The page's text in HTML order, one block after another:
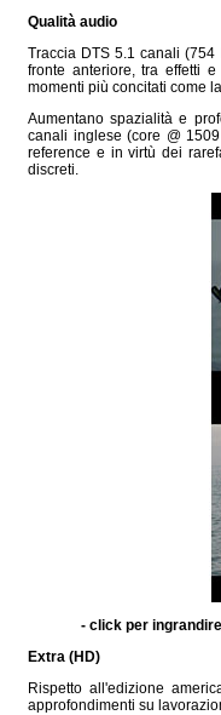
Qualità audio
Traccia DTS 5.1 canali
fronte anteriore, tra effetti
momenti più concitati come
Aumentano spazialità e
canali inglese (core @
reference e in virtù dei
discreti.
- click per
Extra (HD)
Rispetto all'edizione
approfondimenti su